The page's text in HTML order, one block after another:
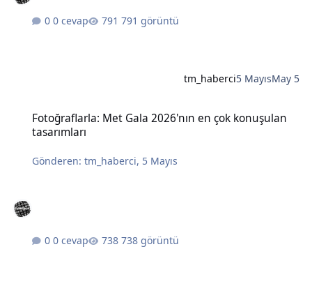
0 cevap 791 görüntü
tm_haberci5 MayısMay 5
Fotoğraflarla: Met Gala 2026'nın en çok konuşulan
tasarımları
Gönderen:tm_haberci, 5 Mayıs
0 cevap 738 görüntü